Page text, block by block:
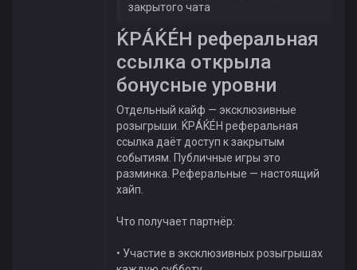
закрытого чата
ЌРÁЌÉH реферальная
ссылка открыла
бонусные уровни
Отдельный кайф — эксклюзивные
розыгрыши. ЌРÁЌÉH реферальная
ссылка даёт доступ к закрытым
событиям. Публичные игры это
разминка. Реферальные — настоящий
хайп.
Что получает партнёр:
• Участие в эксклюзивных розыгрышах